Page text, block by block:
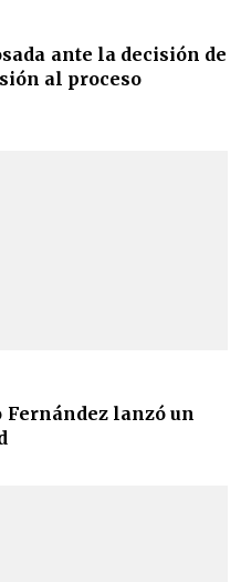
ante la decisión de
al proceso
Fernández lanzó un